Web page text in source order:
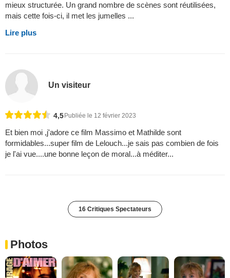
mieux structurée. Un grand nombre de scènes sont réutilisées,
mais cette fois-ci, il met les jumelles ...
Lire plus
Un visiteur
4,5Publiée le 12 février 2023
Et bien moi ,j'adore ce film Massimo et Mathilde sont
formidables...super film de Lelouch...je sais pas combien de fois
je l'ai vue....une bonne leçon de moral...à méditer...
16 Critiques Spectateurs
Photos